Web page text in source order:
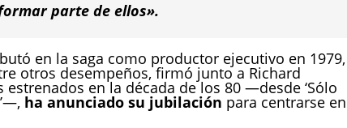
parte de ellos».
en la saga como productor ejecutivo en 1979,
otros desempeños, firmó junto a Richard
en la década de los 80 —desde ‘Sólo
ha anunciado su jubilación para centrarse en